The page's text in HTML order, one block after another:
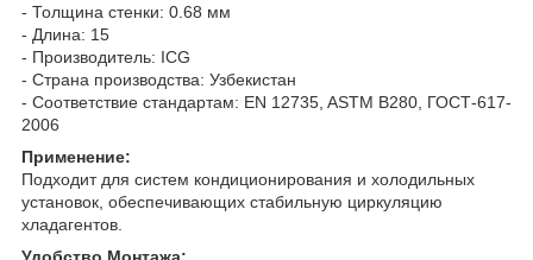
- Толщина стенки: 0.68 мм
- Длина: 15
- Производитель: ICG
- Страна производства: Узбекистан
- Соответствие стандартам: EN 12735, ASTM B280, ГОСТ-617-
2006
Применение:
Подходит для систем кондиционирования и холодильных
установок, обеспечивающих стабильную циркуляцию
хладагентов.
Удобство Монтажа: